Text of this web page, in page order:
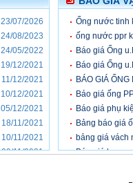
23/07/2026
24/08/2023
24/05/2022
19/12/2021
11/12/2021
10/12/2021
05/12/2021
18/11/2021
10/11/2021
09/11/2021
Ống nước tinh
ống nước ppr
Báo giá Ống
Báo giá Ống
BÁO GIÁ
Báo giá ống
Báo giá phụ
Bảng báo giá
bảng giá vách
Báo giá lan